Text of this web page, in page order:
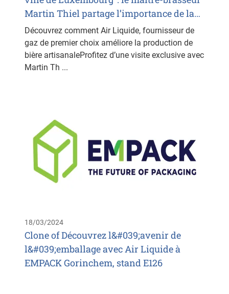
Martin Thiel partage l’importance de la…
Découvrez comment Air Liquide, fournisseur de
gaz de premier choix améliore la production de
bière artisanaleProfitez d’une visite exclusive avec
Martin Th ...
18/03/2024
Clone of Découvrez l&#039;avenir de
l&#039;emballage avec Air Liquide à
EMPACK Gorinchem, stand E126